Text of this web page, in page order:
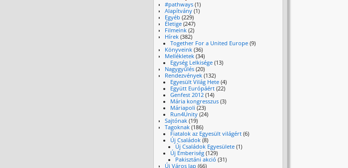
#pathways (1)
Alapítvány (1)
Egyéb (229)
Életige (247)
Filmeink (2)
Hírek (382)
Together For a United Europe(9)
Könyveink (36)
Mellékletek (34)
Egység Lelkisége(13)
Nagygyűlés (20)
Rendezvények (132)
Egyesült Világ Hete(4)
Együtt Európáért(22)
Genfest 2012(14)
Mária kongresszus(3)
Máriapoli (23)
Run4Unity(24)
Sajtónak (19)
Tagoknak (186)
Fiatalok az Egyesült világért(6)
Új Családok(8)
Új Családok Egyesülete (1)
Új Emberiség(129)
Pakisztáni akció (31)
Új Város lap (66)